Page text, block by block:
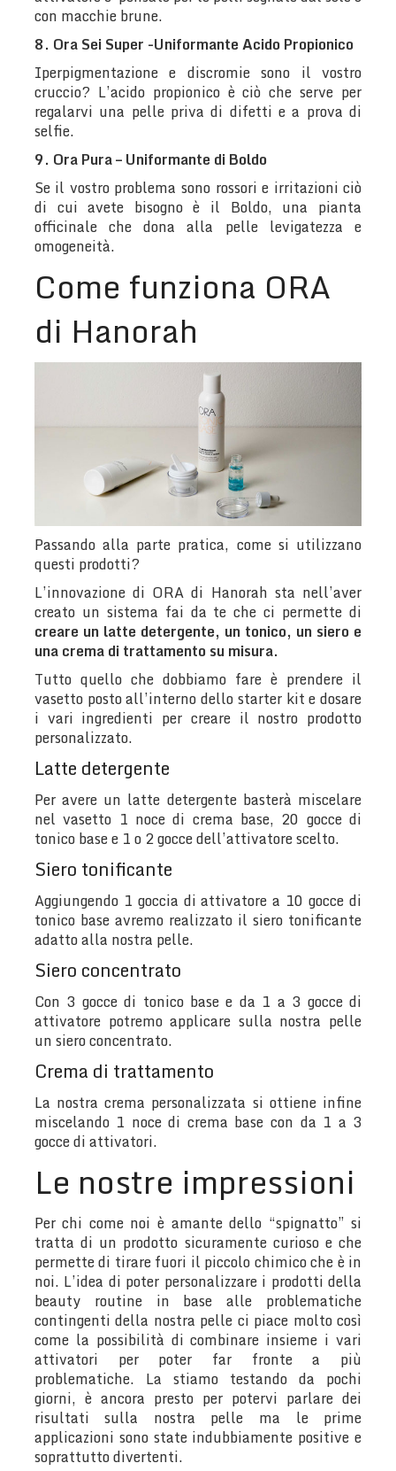
con macchie brune.
8. Ora Sei Super -Uniformante Acido Propionico
Iperpigmentazione e discromie sono il vostro
cruccio? L’acido propionico è ciò che serve per
regalarvi una pelle priva di difetti e a prova di
selfie.
9. Ora Pura – Uniformante di Boldo
Se il vostro problema sono rossori e irritazioni ciò
di cui avete bisogno è il Boldo, una pianta
officinale che dona alla pelle levigatezza e
omogeneità.
Come funziona ORA
di Hanorah
Passando alla parte pratica, come si utilizzano
questi prodotti?
L’innovazione di ORA di Hanorah sta nell’aver
creato un sistema fai da te che ci permette di
creare un latte detergente, un tonico, un siero e
una crema di trattamento su misura.
Tutto quello che dobbiamo fare è prendere il
vasetto posto all’interno dello starter kit e dosare
i vari ingredienti per creare il nostro prodotto
personalizzato.
Latte detergente
Per avere un latte detergente basterà miscelare
nel vasetto 1 noce di crema base, 20 gocce di
tonico base e 1 o 2 gocce dell’attivatore scelto.
Siero tonificante
Aggiungendo 1 goccia di attivatore a 10 gocce di
tonico base avremo realizzato il siero tonificante
adatto alla nostra pelle.
Siero concentrato
Con 3 gocce di tonico base e da 1 a 3 gocce di
attivatore potremo applicare sulla nostra pelle
un siero concentrato.
Crema di trattamento
La nostra crema personalizzata si ottiene infine
miscelando 1 noce di crema base con da 1 a 3
gocce di attivatori.
Le nostre impressioni
Per chi come noi è amante dello “spignatto” si
tratta di un prodotto sicuramente curioso e che
permette di tirare fuori il piccolo chimico che è in
noi. L’idea di poter personalizzare i prodotti della
beauty routine in base alle problematiche
contingenti della nostra pelle ci piace molto così
come la possibilità di combinare insieme i vari
attivatori per poter far fronte a più
problematiche. La stiamo testando da pochi
giorni, è ancora presto per potervi parlare dei
risultati sulla nostra pelle ma le prime
applicazioni sono state indubbiamente positive e
soprattutto divertenti.